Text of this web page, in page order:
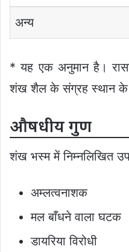
अन्य
* यह एक अनुमान है।
शंख शैल के संग्रह स्थान के
औषधीय गुण
शंख भस्म में निम्नलिखित
अम्लत्वनाशक
मल बाँधने वाला घटक
डायरिया विरोधी